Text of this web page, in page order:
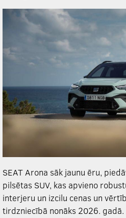
SEAT Arona sāk jaunu ēru,
pilsētas SUV, kas apvieno
interjeru un izcilu cenas un
tirdzniecībā nonāks 2026. gadā.